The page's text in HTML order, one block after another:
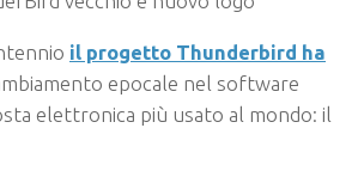
il progetto Thunderbird ha
epocale nel software
elettronica più usato al mondo: il